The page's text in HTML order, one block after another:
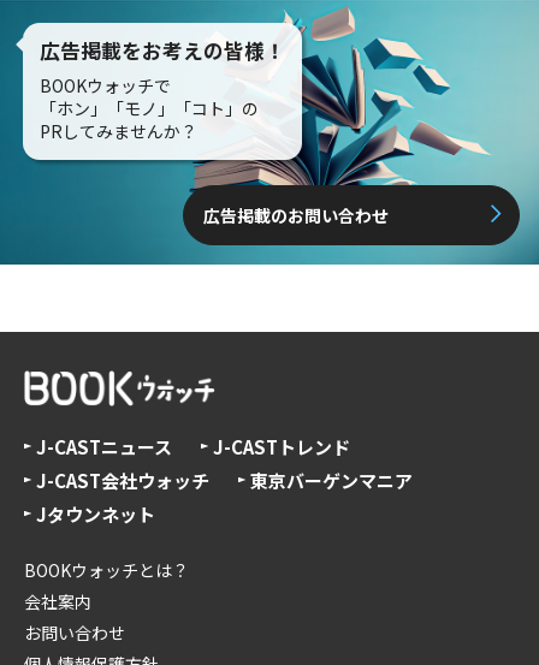
広告掲載をお考えの皆様！
BOOKウォッチで
「ホン」「モノ」「コト」の
PRしてみませんか？
広告掲載のお問い合わせ
J-CASTニュース
J-CASTトレンド
J-CAST会社ウォッチ
東京バーゲンマニア
Jタウンネット
BOOKウォッチとは？
会社案内
お問い合わせ